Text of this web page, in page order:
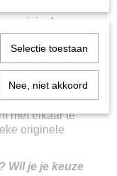
waardoor elk
originele
de panelen allen
stuk een
hetzelfde. De
met elkaar te
originele
Wil je je keuze
Selectie toestaan
Nee, niet akkoord